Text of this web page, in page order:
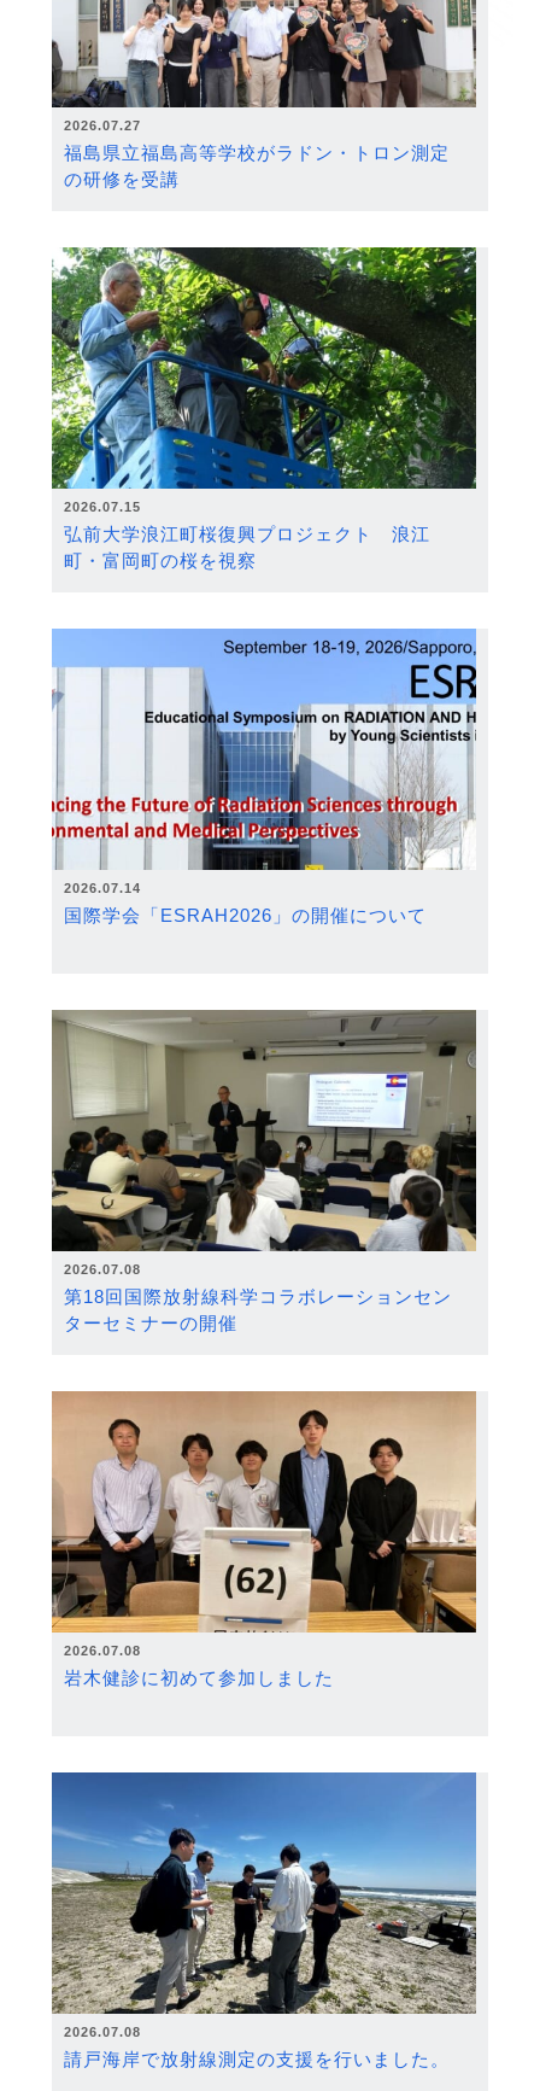
2026.07.27
福島県立福島高等学校がラドン・トロン測定
の研修を受講
2026.07.15
弘前大学浪江町桜復興プロジェクト 浪江
町・富岡町の桜を視察
2026.07.14
国際学会「ESRAH2026」の開催について
2026.07.08
第18回国際放射線科学コラボレーションセン
ターセミナーの開催
2026.07.08
岩木健診に初めて参加しました
2026.07.08
請戸海岸で放射線測定の支援を行いました。